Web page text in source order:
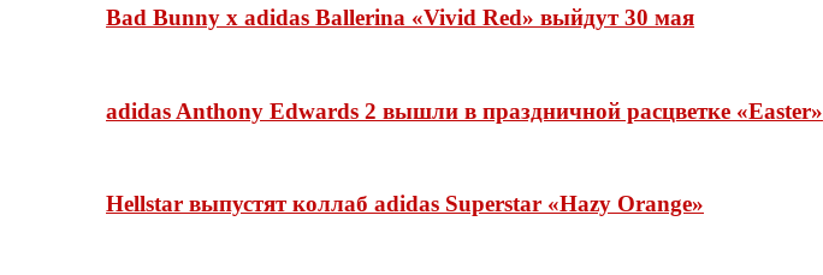
Bad Bunny x adidas Ballerina «Vivid Red» выйдут 30 мая
adidas Anthony Edwards 2 вышли в праздничной расцветке «Easter»
Hellstar выпустят коллаб adidas Superstar «Hazy Orange»